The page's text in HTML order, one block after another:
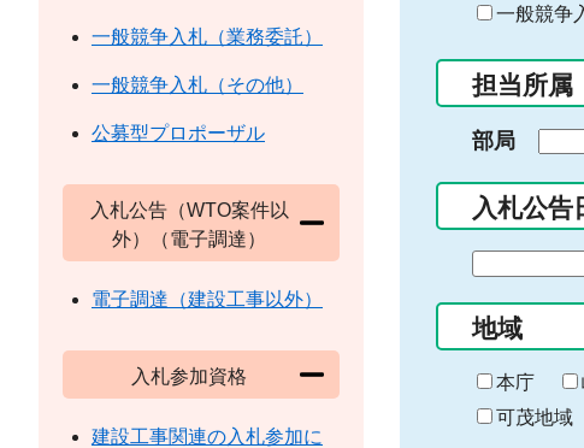
一般競争
担当所属
部局
入札公告
の
始
ま
り
地域
本庁
可茂地域
一般競争入札（業務委託）
一般競争入札（その他）
公募型プロポーザル
入札公告（WTO案件以
外）（電子調達）
電子調達（建設工事以外）
入札参加資格
建設工事関連の入札参加に